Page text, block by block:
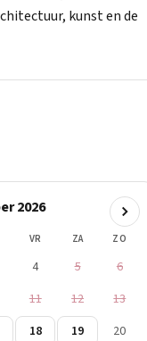
kunst en de
2026
VR ZA ZO
4 5
6
11 12
13
18 19
20